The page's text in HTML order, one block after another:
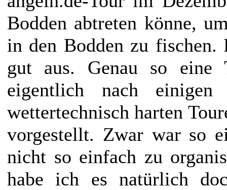
Bodden abtreten könne,
in den Bodden zu fischen.
gut aus. Genau so eine
eigentlich nach
wettertechnisch harten
vorgestellt. Zwar war so
nicht so einfach zu
habe ich es natürlich